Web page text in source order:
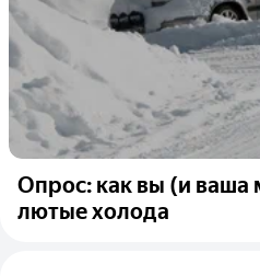
Опрос: как вы (и
лютые холода